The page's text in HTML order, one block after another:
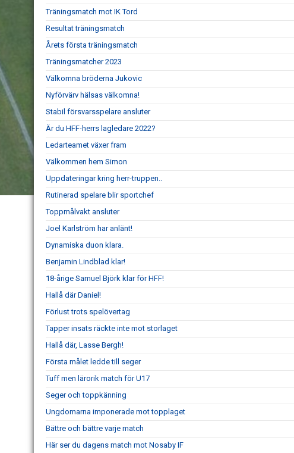
Träningsmatch mot IK Tord
Resultat träningsmatch
Årets första träningsmatch
Träningsmatcher 2023
Välkomna bröderna Jukovic
Nyförvärv hälsas välkomna!
Stabil försvarsspelare ansluter
Är du HFF-herrs lagledare 2022?
Ledarteamet växer fram
Välkommen hem Simon
Uppdateringar kring herr-truppen..
Rutinerad spelare blir sportchef
Toppmålvakt ansluter
Joel Karlström har anlänt!
Dynamiska duon klara.
Benjamin Lindblad klar!
18-årige Samuel Björk klar för HFF!
Hallå där Daniel!
Förlust trots spelövertag
Tapper insats räckte inte mot storlaget
Hallå där, Lasse Bergh!
Första målet ledde till seger
Tuff men lärorik match för U17
Seger och toppkänning
Ungdomarna imponerade mot topplaget
Bättre och bättre varje match
Här ser du dagens match mot Nosaby IF